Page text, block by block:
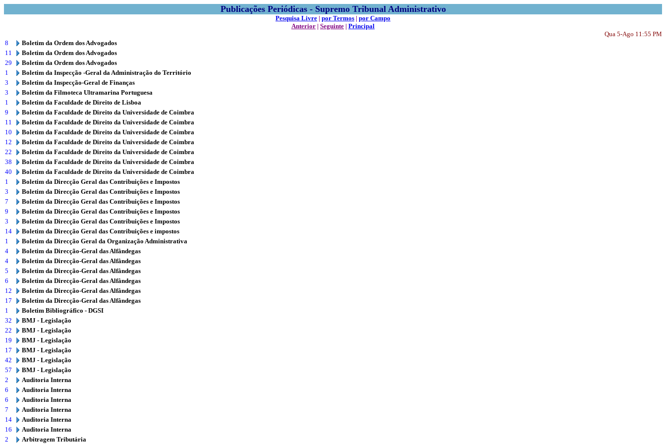
Publicações Periódicas - Supremo Tribunal Administrativo
Pesquisa Livre | por Termos | por Campo
Anterior | Seguinte | Principal
Qua 5-Ago 11:55 PM
8
Boletim da Ordem dos Advogados
11
Boletim da Ordem dos Advogados
29
Boletim da Ordem dos Advogados
1
Boletim da Inspecção -Geral da Administração do Território
3
Boletim da Inspecção-Geral de Finanças
3
Boletim da Filmoteca Ultramarina Portuguesa
1
Boletim da Faculdade de Direito de Lisboa
9
Boletim da Faculdade de Direito da Universidade de Coimbra
11
Boletim da Faculdade de Direito da Universidade de Coimbra
10
Boletim da Faculdade de Direito da Universidade de Coimbra
12
Boletim da Faculdade de Direito da Universidade de Coimbra
22
Boletim da Faculdade de Direito da Universidade de Coimbra
38
Boletim da Faculdade de Direito da Universidade de Coimbra
40
Boletim da Faculdade de Direito da Universidade de Coimbra
1
Boletim da Direcção Geral das Contribuições e Impostos
3
Boletim da Direcção Geral das Contribuições e Impostos
7
Boletim da Direcção Geral das Contribuições e Impostos
9
Boletim da Direcção Geral das Contribuições e Impostos
3
Boletim da Direcção Geral das Contribuições e Impostos
14
Boletim da Direcção Geral das Contribuições e impostos
1
Boletim da Direcção Geral da Organização Administrativa
4
Boletim da Direcção-Geral das Alfândegas
4
Boletim da Direcção-Geral das Alfândegas
5
Boletim da Direcção-Geral das Alfândegas
6
Boletim da Direcção-Geral das Alfândegas
12
Boletim da Direcção-Geral das Alfândegas
17
Boletim da Direcção-Geral das Alfândegas
1
Boletim Bibliográfico - DGSI
32
BMJ - Legislação
22
BMJ - Legislação
19
BMJ - Legislação
17
BMJ - Legislação
42
BMJ - Legislação
57
BMJ - Legislação
2
Auditoria Interna
6
Auditoria Interna
6
Auditoria Interna
7
Auditoria Interna
14
Auditoria Interna
16
Auditoria Interna
2
Arbitragem Tributária